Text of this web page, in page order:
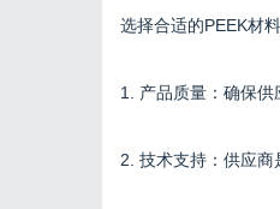
选择合适的PEEK材
1. 产品质量：确保
2. 技术支持：供应